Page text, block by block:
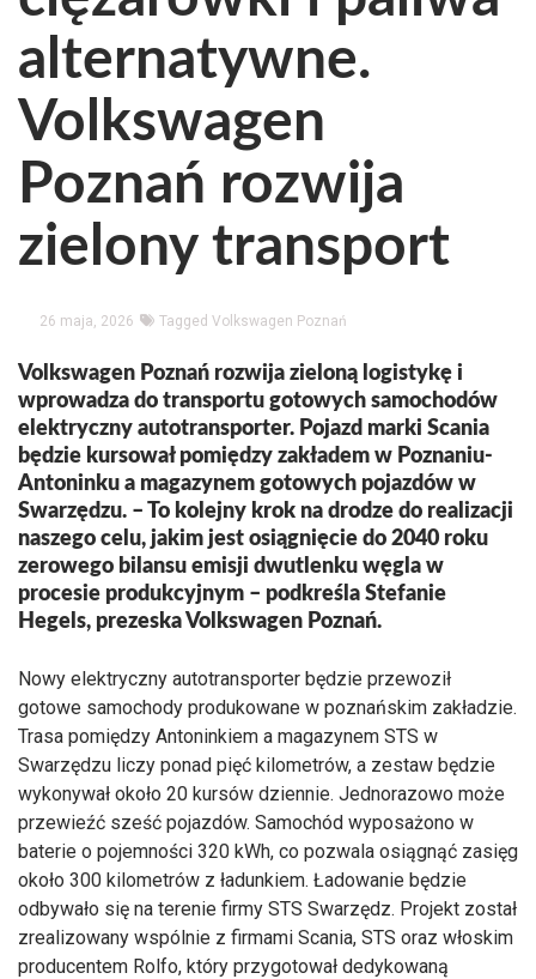
alternatywne.
Volkswagen
Poznań rozwija
zielony transport
26 maja, 2026 Tagged Volkswagen Poznań
Volkswagen Poznań rozwija zieloną logistykę i
wprowadza do transportu gotowych samochodów
elektryczny autotransporter. Pojazd marki Scania
będzie kursował pomiędzy zakładem w Poznaniu-
Antoninku a magazynem gotowych pojazdów w
Swarzędzu. – To kolejny krok na drodze do realizacji
naszego celu, jakim jest osiągnięcie do 2040 roku
zerowego bilansu emisji dwutlenku węgla w
procesie produkcyjnym – podkreśla Stefanie
Hegels, prezeska Volkswagen Poznań.
Nowy elektryczny autotransporter będzie przewoził
gotowe samochody produkowane w poznańskim zakładzie.
Trasa pomiędzy Antoninkiem a magazynem STS w
Swarzędzu liczy ponad pięć kilometrów, a zestaw będzie
wykonywał około 20 kursów dziennie. Jednorazowo może
przewieźć sześć pojazdów. Samochód wyposażono w
baterie o pojemności 320 kWh, co pozwala osiągnąć zasięg
około 300 kilometrów z ładunkiem. Ładowanie będzie
odbywało się na terenie firmy STS Swarzędz. Projekt został
zrealizowany wspólnie z firmami Scania, STS oraz włoskim
producentem Rolfo, który przygotował dedykowaną